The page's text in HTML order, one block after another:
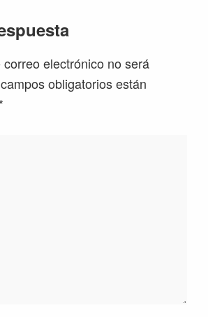
electrónico no será
obligatorios están
*